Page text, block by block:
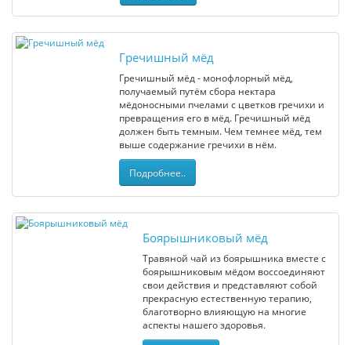
Гречишный мёд
Гречишный мёд - монофлорный мёд,
получаемый путём сбора нектара
мёдоносными пчелами с цветков гречихи и
превращения его в мёд. Гречишный мёд
должен быть темным. Чем темнее мёд, тем
выше содержание гречихи в нём.
Подробнее..
Боярышниковый мёд
Травяной чай из боярышника вместе с
боярышниковым мёдом воссоединяют
свои действия и представляют собой
прекрасную естественную терапию,
благотворно влияющую на многие
аспекты нашего здоровья.